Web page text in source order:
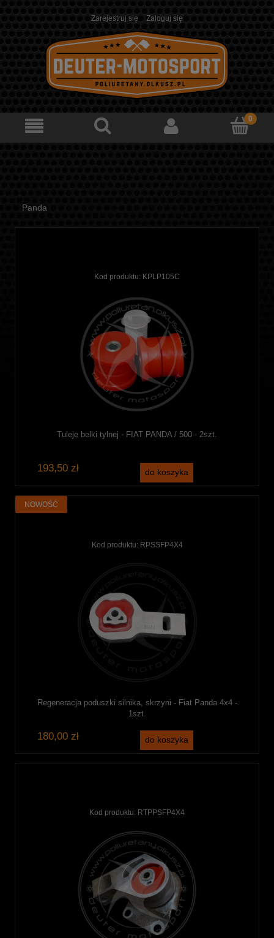
Zarejestruj się Zaloguj się
Panda
Kod produktu: KPLP105C
Tuleje belki tylnej - FIAT PANDA / 500 - 2szt.
193,50 zł do koszyka
Kod produktu: RPSSFP4X4
Regeneracja poduszki silnika, skrzyni - Fiat Panda 4x4 -
1szt.
180,00 zł do koszyka
NOWOŚĆ
Kod produktu: RTPPSFP4X4